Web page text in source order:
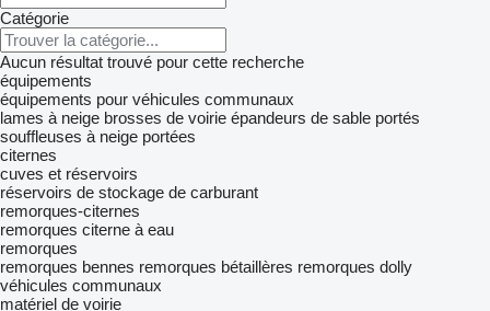
Catégorie
Aucun résultat trouvé pour cette recherche
équipements
équipements pour véhicules communaux
lames à neige brosses de voirie épandeurs de sable portés
souffleuses à neige portées
citernes
cuves et réservoirs
réservoirs de stockage de carburant
remorques-citernes
remorques citerne à eau
remorques
remorques bennes remorques bétaillères remorques dolly
véhicules communaux
matériel de voirie